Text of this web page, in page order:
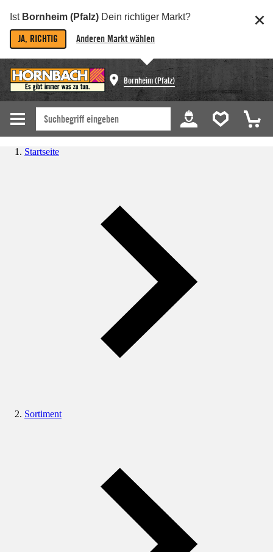
Ist Bornheim (Pfalz) Dein richtiger Markt?
JA, RICHTIG Anderen Markt wählen
Bornheim (Pfalz)
Startseite
Sortiment